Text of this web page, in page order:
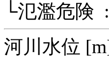
└氾濫危険 :
河川水位